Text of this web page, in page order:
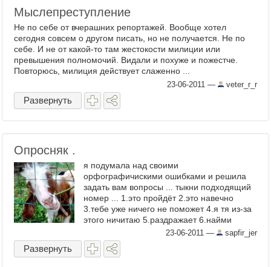
Мыслепреступление
Не по себе от вчерашних репортажей. Вообще хотел
сегодня совсем о другом писать, но не получается. Не по
себе. И не от какой-то там жестокости милиции или
превышения полномочий. Видали и похуже и пожестче.
Повторюсь, милиция действует слаженно ...
23-06-2011 — veter_r_r
Развернуть
Опросняк .
я подумала над своими
орфографичискими ошибками и решила
задать вам вопросы ... тыкни подходящий
номер ... 1.это пройдёт 2.это навечно
3.тебе уже ничего не поможет 4.я тя из-за
этого ничитаю 5.раздражает 6.найми
редактора 7.удали журнал 8.положи ...
23-06-2011 — sapfir_jer
Развернуть